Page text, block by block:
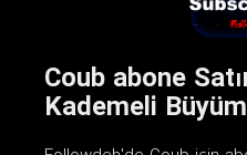
Coub abone
Kademeli